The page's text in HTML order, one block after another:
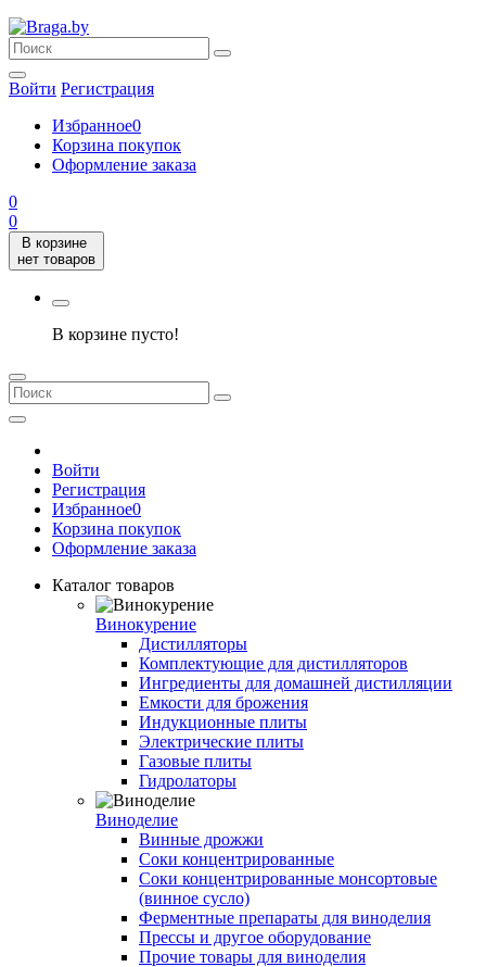
Войти Регистрация
Избранное0
Корзина покупок
Оформление заказа
0
0
В корзине
нет товаров
В корзине пусто!
Войти
Регистрация
Избранное0
Корзина покупок
Оформление заказа
Каталог товаров
Винокурение
Дистилляторы
Комплектующие для дистилляторов
Ингредиенты для домашней дистилляции
Емкости для брожения
Индукционные плиты
Электрические плиты
Газовые плиты
Гидролаторы
Виноделие
Винные дрожжи
Соки концентрированные
Соки концентрированные монсортовые
(винное сусло)
Ферментные препараты для виноделия
Прессы и другое оборудование
Прочие товары для виноделия